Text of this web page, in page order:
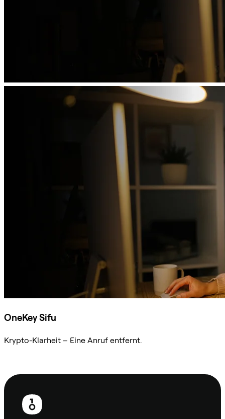
OneKey Sifu
Krypto-Klarheit – Eine Anruf entfernt.
Fußzeile